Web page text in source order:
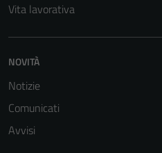
Vita lavorativa
NOVITÀ
Notizie
Comunicati
Avvisi